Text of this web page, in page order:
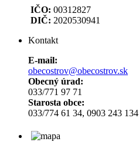
IČO: 00312827
DIČ: 2020530941
Kontakt
E-mail:
obecostrov@obecostrov.sk
Obecný úrad:
033/771 97 71
Starosta obce:
033/774 61 34, 0903 243 134